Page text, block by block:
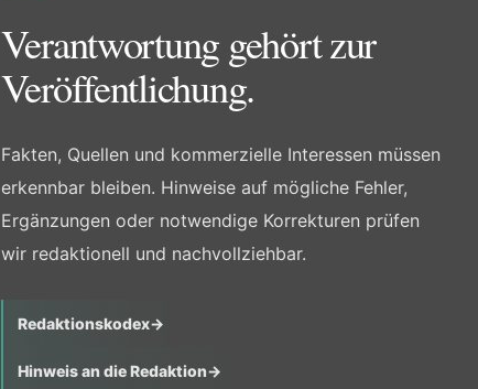
Verantwortung gehört zur
Veröffentlichung.
Fakten, Quellen und kommerzielle Interessen müssen
erkennbar bleiben. Hinweise auf mögliche Fehler,
Ergänzungen oder notwendige Korrekturen prüfen
wir redaktionell und nachvollziehbar.
Redaktionskodex→
Hinweis an die Redaktion→